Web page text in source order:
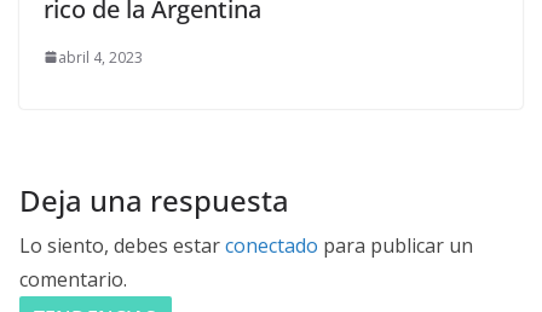
rico de la Argentina
abril 4, 2023
Deja una respuesta
Lo siento, debes estarconectado para publicar un
comentario.